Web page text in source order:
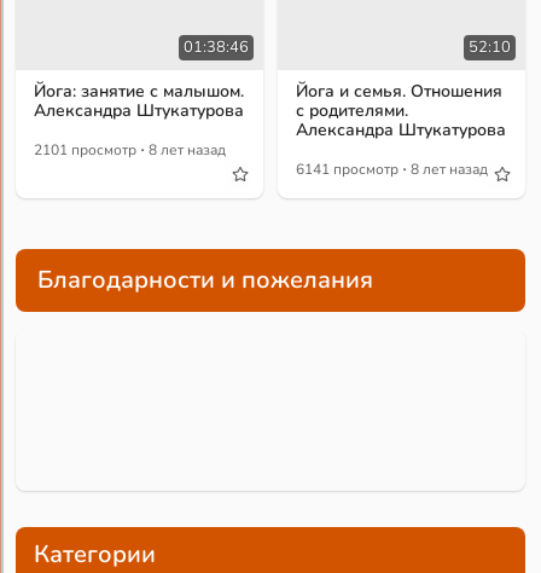
01:38:46
Йога: занятие с малышом.
Александра Штукатурова
2101 просмотр · 8 лет назад
52:10
Йога и семья. Отношения
с родителями.
Александра Штукатурова
6141 просмотр · 8 лет назад
Благодарности и пожелания
Категории